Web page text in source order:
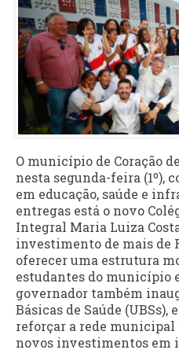
O município de Coração
nesta segunda-feira (1º),
em educação, saúde e
entregas está o novo
Integral Maria Luiza
investimento de mais de
oferecer uma estrutura
estudantes do município
governador também
Básicas de Saúde
reforçar a rede municipal
novos investimentos em